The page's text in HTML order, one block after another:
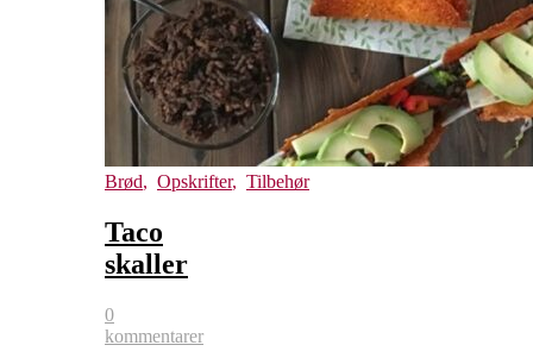
Brød, Opskrifter, Tilbehør
Taco
skaller
0
kommentarer